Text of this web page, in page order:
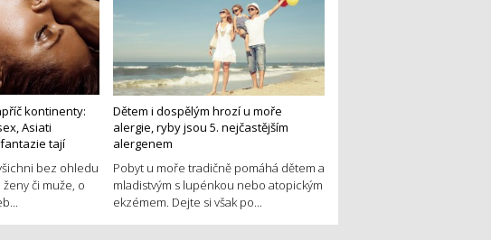
kontinenty:
Asiati
tají
bez ohledu
či muže, o
Dětem i dospělým hrozí u moře
alergie, ryby jsou 5. nejčastějším
alergenem
Pobyt u moře tradičně pomáhá dětem a
mladistvým s lupénkou nebo atopickým
ekzémem. Dejte si však po...